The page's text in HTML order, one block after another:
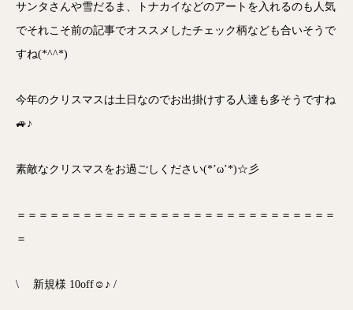
サンタさんや雪だるま、トナカイなどのアートを入れるのも人気
でそれこそ前の記事でオススメしたチェック柄なども合いそうで
すね(*^^*)
今年のクリスマスは土日なのでお出掛けする人達も多そうですね
🚙♪
素敵なクリスマスをお過ごしください(*’ω’*)☆彡
＝＝＝＝＝＝＝＝＝＝＝＝＝＝＝＝＝＝＝＝＝＝＝＝＝＝＝＝＝
＝
\ 新規様 10off☺♪ /